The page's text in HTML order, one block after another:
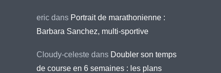
eric dans Portrait de marathonienne :
Barbara Sanchez, multi-sportive
Cloudy-celeste dans Doubler son temps
de course en 6 semaines : les plans